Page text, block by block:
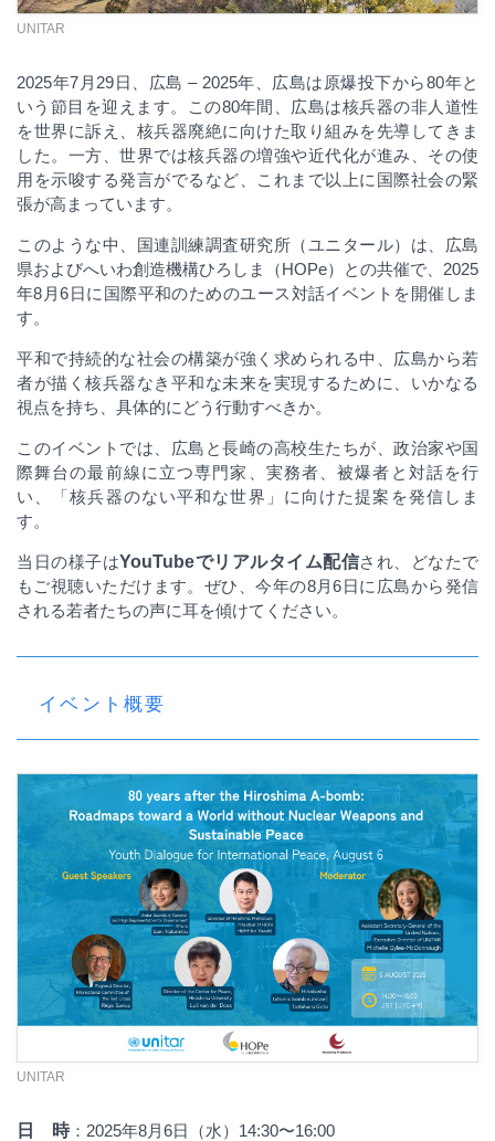
UNITAR
2025年7月29日、広島 – 2025年、広島は原爆投下から80年と
いう節目を迎えます。この80年間、広島は核兵器の非人道性
を世界に訴え、核兵器廃絶に向けた取り組みを先導してきま
した。一方、世界では核兵器の増強や近代化が進み、その使
用を示唆する発言がでるなど、これまで以上に国際社会の緊
張が高まっています。
このような中、国連訓練調査研究所（ユニタール）は、広島
県およびへいわ創造機構ひろしま（HOPe）との共催で、 2025
年8 月6日に国際平和のためのユース対話イベントを開催しま
す。
平和で持続的な社会の構築が強く求められる中、広島から若
者が描く核兵器なき平和な未来を実現するために、 いかなる
視点を持ち、具体的にどう行動すべきか。
このイベントでは、広島 と長崎の高校生たちが、政治家や国
際舞台の最前線に立つ専門家、実務者、被爆者と対話を行
い、「核兵器のない平和な世界」に向けた提案を発信しま
す。
当日の様子はYouTubeでリアルタイム配信され、どなたで
もご視聴いただけます。ぜひ、今年の8月6日に広島から発信
される若者たちの声に耳を傾けてください。
イベント概要
UNITAR
日 時： 2025年8月6日（水） 14:30〜16:00